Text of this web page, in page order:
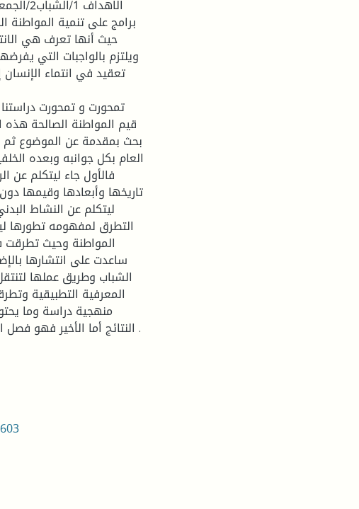
برامج على تنمية المواطنة
حيث أنها تعرف هي
ويلتزم بالواجبات التي
تعقيد في انتماء
قيم المواطنة الصالحة
بحث بمقدمة عن الموضوع ثم
العام بكل جوانبه وبعده
فالأول جاء ليتكلم عن
تاريخها وأبعادها وقيمها
ليتكلم عن النشاط
التطرق لمفهومه تطورها
المواطنة وحيث
ساعدت على انتشارها
الشباب وطريق عملها
المعرفية التطبيقية
منهجية دراسة وما
النتائج أما الأخير فهو فصل الاستنتاجات والتوصيات والخاتمة والمراجع والملاحق .